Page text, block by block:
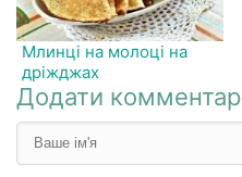
Млинці на молоці на
дріжджах
Додати комментар